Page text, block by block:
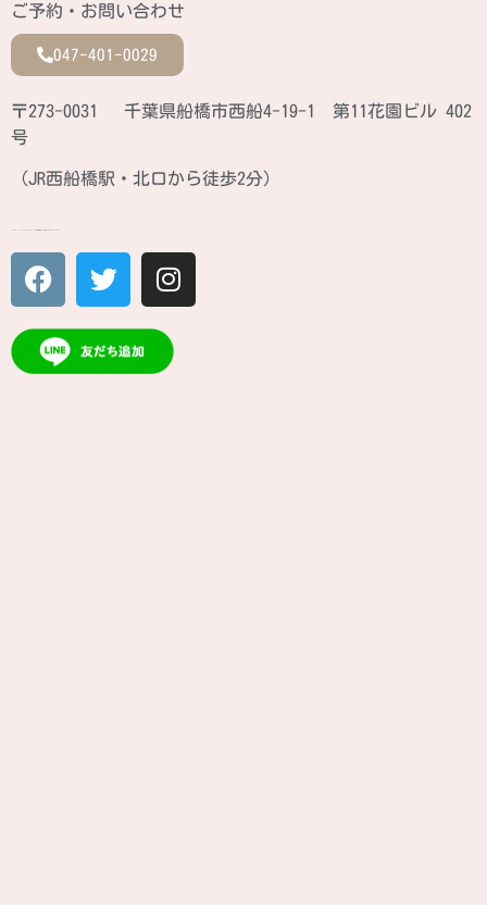
ご予約・お問い合わせ
047-401-0029
〒273-0031 千葉県船橋市西船4-19-1 第11花園ビル 402
号
（JR西船橋駅・北口から徒歩2分）